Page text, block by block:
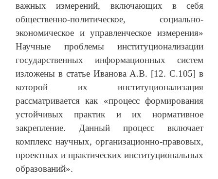
важных измерений, включающих в себя
общественно-политическое, социально-
экономическое и управленческое измерения»
Научные проблемы институционализации
государственных информационных систем
изложены в статье Иванова А.В. [12. С.105] в
которой их институционализация
рассматривается как «процесс формирования
устойчивых практик и их нормативное
закрепление. Данный процесс включает
комплекс научных, организационно-правовых,
проектных и практических институциональных
образований».